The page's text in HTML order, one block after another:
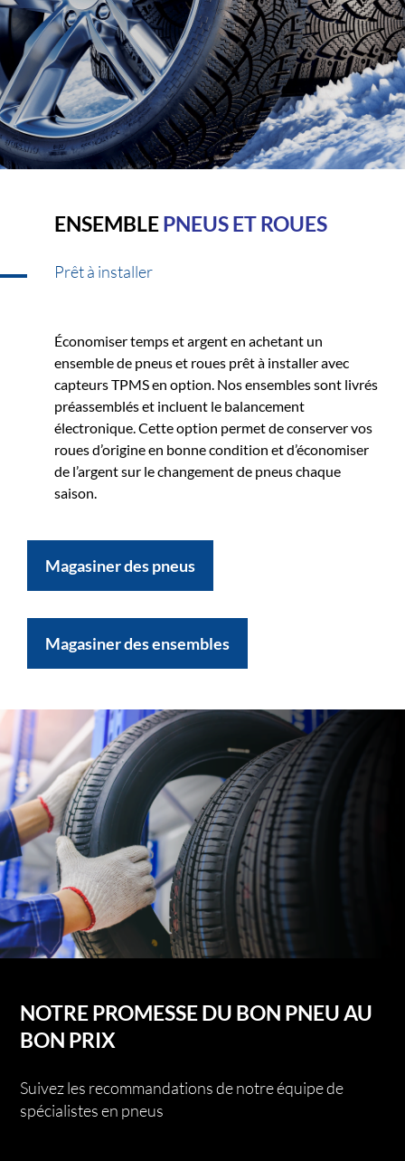
ENSEMBLEPNEUS ET ROUES
Prêt à installer
Économiser temps et argent en achetant un
ensemble de pneus et roues prêt à installer avec
capteurs TPMS en option. Nos ensembles sont livrés
préassemblés et incluent le balancement
électronique. Cette option permet de conserver vos
roues d’origine en bonne condition et d’économiser
de l’argent sur le changement de pneus chaque
saison.
Magasiner des pneus
Magasiner des ensembles
NOTRE PROMESSE DU BON PNEU AU
BON PRIX
Suivez les recommandations de notre équipe de
spécialistes en pneus